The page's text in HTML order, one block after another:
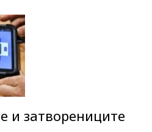
и затворениците